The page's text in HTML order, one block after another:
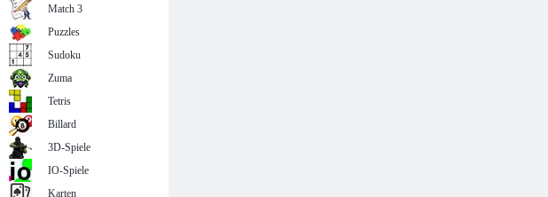
Match 3
Puzzles
Sudoku
Zuma
Tetris
Billard
3D-Spiele
IO-Spiele
Karten